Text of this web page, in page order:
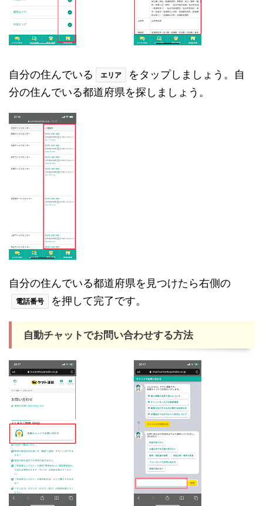
自分の住んでいる エリア
をタップしましょう。自
分の住んでいる都道府県を探しましょう。
自分の住んでいる都道府県を見つけたら右側の
電話番号 を押して完了です。
自動チャットでお問い合わせする方法